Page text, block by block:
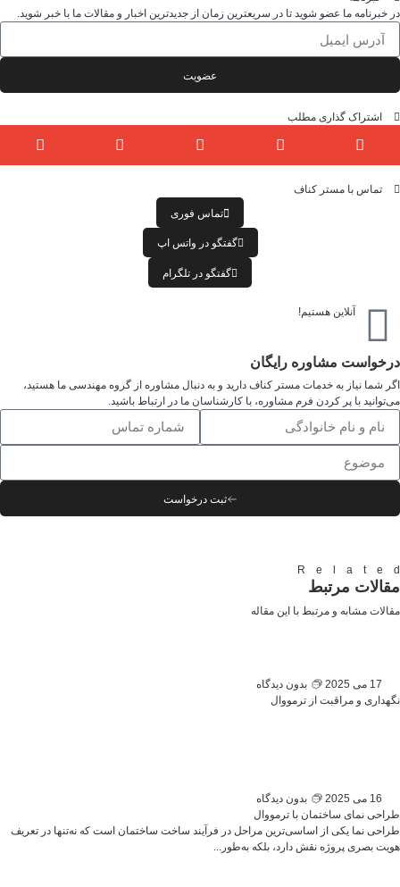
در خبرنامه ما عضو شوید تا در سریعترین زمان از جدیدترین اخبار و مقالات ما با خبر شوید.
عضویت
اشتراک گذاری مطلب
تماس با مستر کناف
تماس فوری
گفتگو در واتس اپ
گفتگو در تلگرام
آنلاین هستیم!
درخواست مشاوره رایگان
اگر شما نیاز به خدمات مستر کناف دارید و به دنبال مشاوره از گروه مهندسی ما هستید،
می‌توانید با پر کردن فرم مشاوره، با کارشناسان ما در ارتباط باشید.
ثبت درخواست
مقالات مرتبط
مقالات مشابه و مرتبط با این مقاله
17 می 2025
بدون دیدگاه
نگهداری و مراقبت از ترمووال
16 می 2025
بدون دیدگاه
طراحی نمای ساختمان با ترمووال
طراحی نما یکی از اساسی‌ترین مراحل در فرآیند ساخت ساختمان است که نه‌تنها در تعریف
هویت بصری پروژه نقش دارد، بلکه به‌طور...